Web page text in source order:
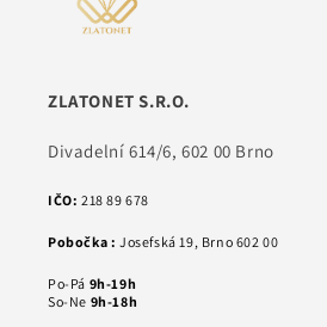
ZLATONET S.R.O.
Divadelní 614/6, 602 00 Brno
IČO: 218 89 678
Pobočka : Josefská 19, Brno 602 00
Po-Pá 9h-19h
So-Ne 9h-18h